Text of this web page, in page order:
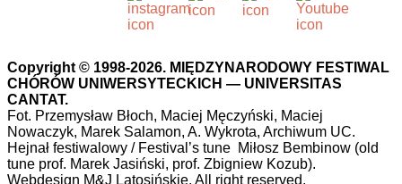
Copyright © 1998-2026. MIĘDZYNARODOWY FESTIWAL
CHÓRÓW UNIWERSYTECKICH — UNIVERSITAS
CANTAT.
Fot. Przemysław Błoch, Maciej Męczyński, Maciej
Nowaczyk, Marek Salamon, A. Wykrota, Archiwum UC.
Hejnał festiwalowy / Festival’s tune Miłosz Bembinow (old
tune prof. Marek Jasiński, prof. Zbigniew Kozub).
Webdesign M&J Latosińskie. All right reserved.